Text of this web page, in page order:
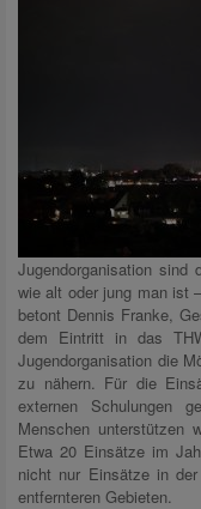
Jugendorganisation sind
wie alt oder jung man ist
betont Dennis Franke,
dem Eintritt in das
Jugendorganisation die
zu nähern. Für die
externen Schulungen
Menschen unterstützen
Etwa 20 Einsätze im
nicht nur Einsätze in
entfernteren Gebieten.